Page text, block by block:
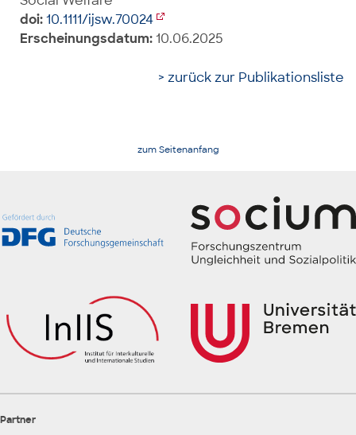
doi:10.1111/ijsw.70024
Erscheinungsdatum:10.06.2025
> zurück zur Publikationsliste
zum Seitenanfang
Partner